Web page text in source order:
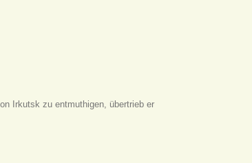
Irkutsk zu entmuthigen, übertrieb er